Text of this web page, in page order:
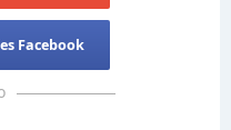
Facebook